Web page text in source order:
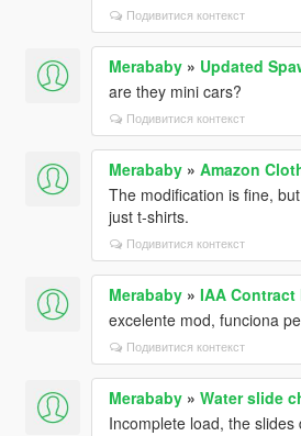
Подивитися контекст
Merababy» Updated
are they mini cars?
Подивитися контекст
Merababy» Amazon
The modification is fine,
just t-shirts.
Подивитися контекст
Merababy» IAA Contract
excelente mod, funciona
Подивитися контекст
Merababy» Water slide
Incomplete load, the slides